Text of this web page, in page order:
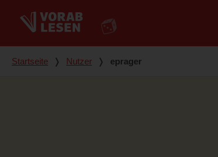
Du bist hier
Startseite ❭ Nutzer ❭ eprager